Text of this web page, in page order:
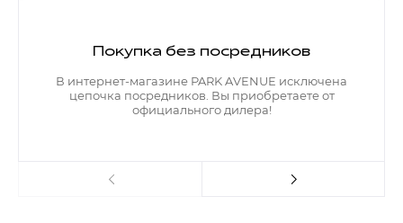
Покупка без посредников
В интернет-магазине PARK AVENUE исключена
цепочка посредников. Вы приобретаете от
официального дилера!